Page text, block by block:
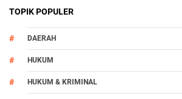
TOPIK POPULER
DAERAH
HUKUM
HUKUM & KRIMINAL